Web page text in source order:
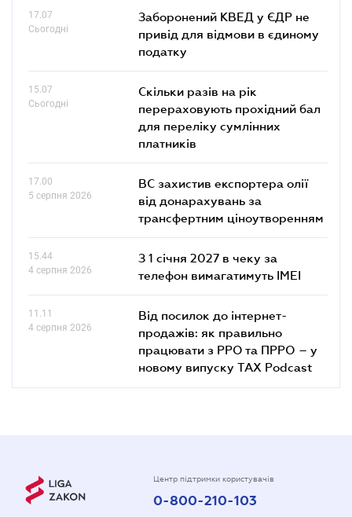
17.07
Сьогодні
Заборонений КВЕД у ЄДР не
привід для відмови в єдиному
податку
15.07
Сьогодні
Скільки разів на рік
перераховують прохідний бал
для переліку сумлінних
платників
17.00
5 серпня 2026
ВС захистив експортера олії
від донарахувань за
трансфертним ціноутворенням
15.44
4 серпня 2026
З 1 січня 2027 в чеку за
телефон вимагатимуть IMEI
11.11
4 серпня 2026
Від посилок до інтернет-
продажів: як правильно
працювати з РРО та ПРРО – у
новому випуску TAX Podcast
Центр підтримки користувачів
0-800-210-103